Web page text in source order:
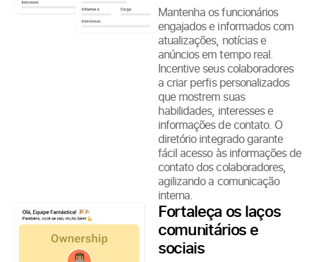
Mantenha os funcionários
engajados e informados com
atualizações, notícias e
anúncios em tempo real.
Incentive seus colaboradores
a criar perfis personalizados
que mostrem suas
habilidades, interesses e
informações de contato. O
diretório integrado garante
fácil acesso às informações de
contato dos colaboradores,
agilizando a comunicação
interna.
Fortaleça os laços
comunitários e
sociais